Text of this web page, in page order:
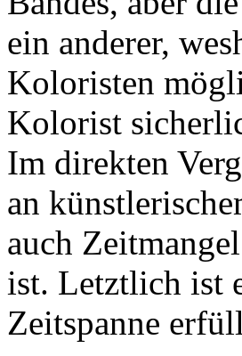
ein anderer,
Koloristen
Kolorist
Im direkten
an
auch
ist. Letztlich ist
Zeitspanne